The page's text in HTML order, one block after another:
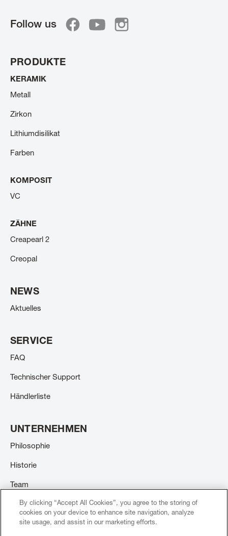
Follow us
PRODUKTE
KERAMIK
Metall
Zirkon
Lithiumdisilikat
Farben
KOMPOSIT
VC
ZÄHNE
Creapearl 2
Creopal
NEWS
Aktuelles
SERVICE
FAQ
Technischer Support
Händlerliste
UNTERNEHMEN
Philosophie
Historie
Team
Stellenangebote
Kontakt
By clicking “Accept All Cookies”, you agree to the storing of
cookies on your device to enhance site navigation, analyze
site usage, and assist in our marketing efforts.